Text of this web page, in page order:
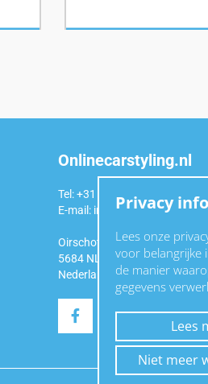
Onlinecarstyling.nl
Tel: +31 (0)6 54 98 49 99
E-mail:
Oirschotseweg 92a
5684 NL Best
Nederland
Privacy
Lees onze
voor belangrijke
de manier
gegevens
Lees
Niet meer